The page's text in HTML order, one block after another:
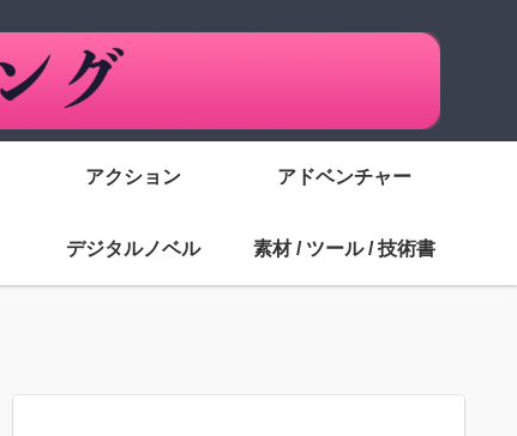
アクション アドベンチャー
デジタルノベル 素材 / ツール / 技術書